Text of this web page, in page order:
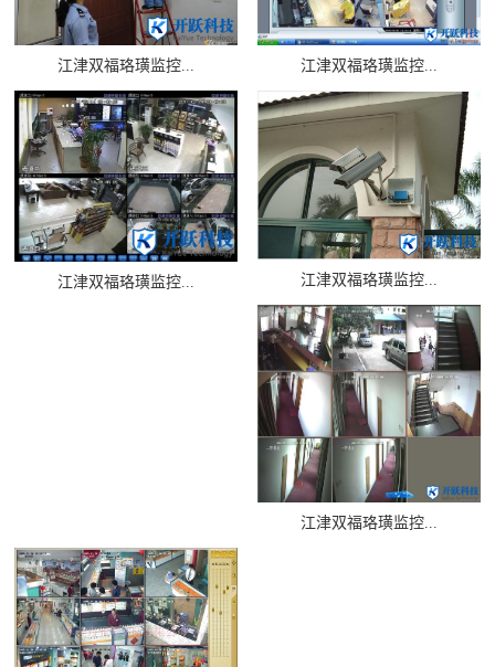
江津双福珞璜监控... 江津双福珞璜监控...
江津双福珞璜监控... 江津双福珞璜监控...
江津双福珞璜监控...